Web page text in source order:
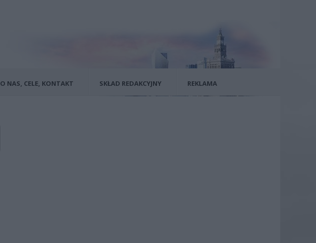
O NAS, CELE, KONTAKT SKŁAD REDAKCYJNY REKLAMA